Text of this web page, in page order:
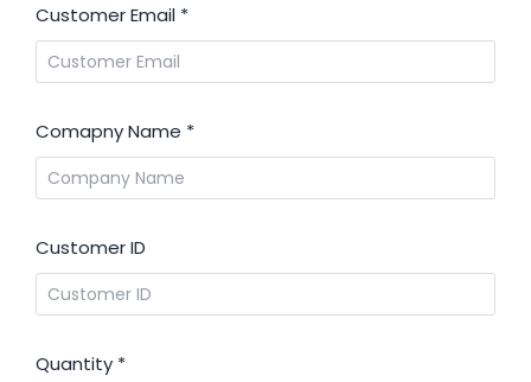
Customer Email *
Comapny Name *
Customer ID
Quantity *